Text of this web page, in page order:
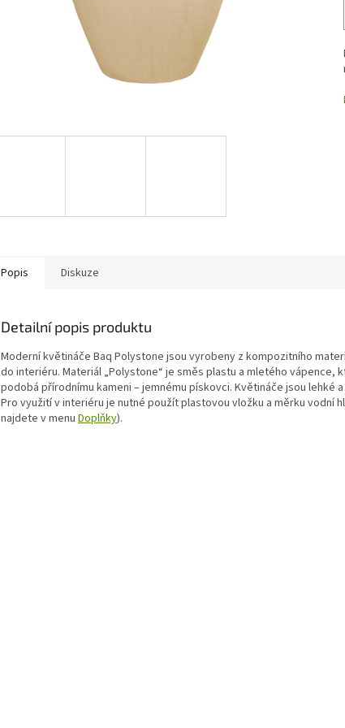
Popis Diskuze
Detailní popis produktu
Moderní květináče Baq Polystone jsou vyrobeny z kompozitního
do interiéru. Materiál „Polystone“ je směs plastu a mletého vápence,
podobá přírodnímu kameni – jemnému pískovci. Květináče jsou lehké
Pro využití v interiéru je nutné použít plastovou vložku a měrku vodní
najdete v menu Doplňky).